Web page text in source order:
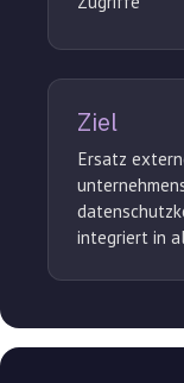
Ziel
Ersatz
integriert in